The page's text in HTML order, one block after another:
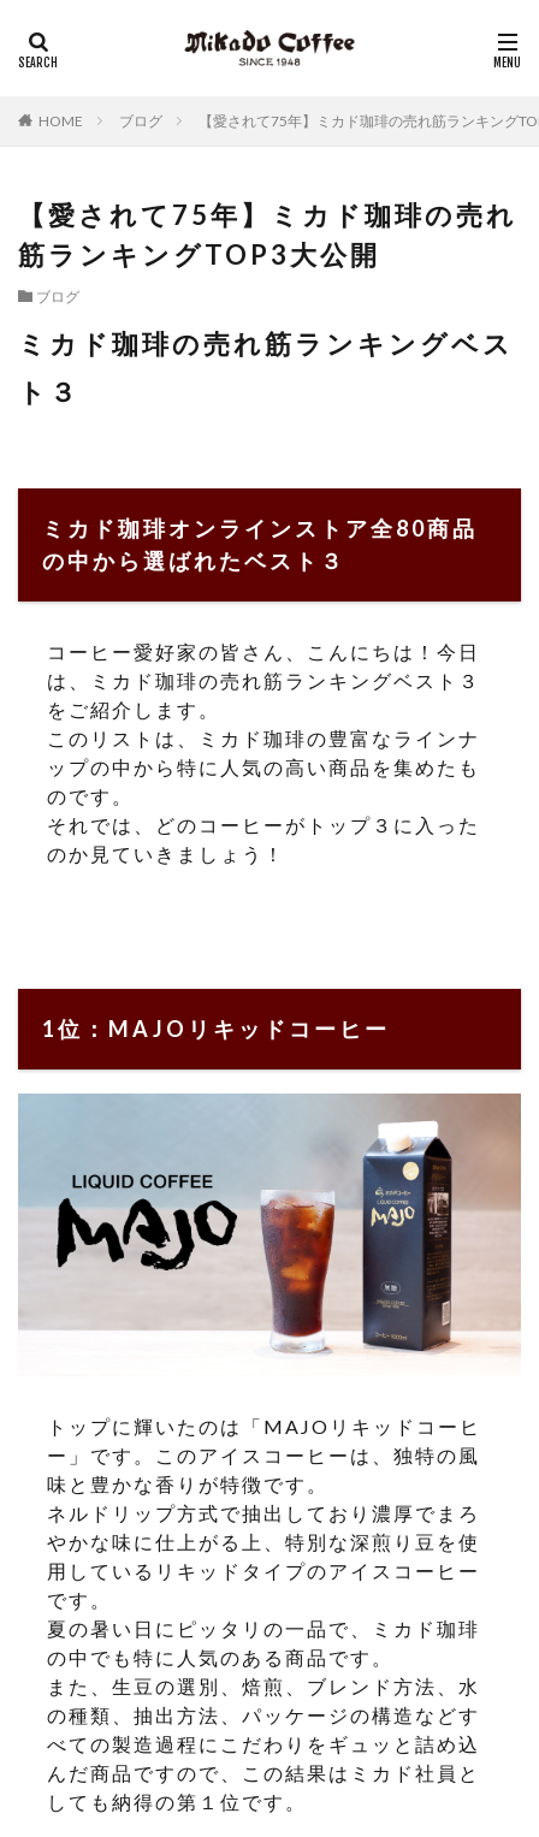
HOME ブログ 【愛されて75年】ミカド珈琲の売れ筋ランキング
【愛されて75年】ミカド珈琲の売れ
筋ランキングTOP3大公開
ブログ
ミカド珈琲の売れ筋ランキングベス
ト３
ミカド珈琲オンラインストア全80商品
の中から選ばれたベスト３
コーヒー愛好家の皆さん、こんにちは！今日
は、ミカド珈琲の売れ筋ランキングベスト３
をご紹介します。
このリストは、ミカド珈琲の豊富なラインナ
ップの中から特に人気の高い商品を集めたも
のです。
それでは、どのコーヒーがトップ３に入った
のか見ていきましょう！
1位：MAJOリキッドコーヒー
トップに輝いたのは「MAJOリキッドコーヒ
ー」です。このアイスコーヒーは、独特の風
味と豊かな香りが特徴です。
ネルドリップ方式で抽出しており濃厚でまろ
やかな味に仕上がる上、特別な深煎り豆を使
用しているリキッドタイプのアイスコーヒー
です。
夏の暑い日にピッタリの一品で、ミカド珈琲
の中でも特に人気のある商品です。
また、生豆の選別、焙煎、ブレンド方法、水
の種類、抽出方法、パッケージの構造などす
べての製造過程にこだわりをギュッと詰め込
んだ商品ですので、この結果はミカド社員と
しても納得の第１位です。
リキッドコーヒー アイスコーヒー
チーズケーキ